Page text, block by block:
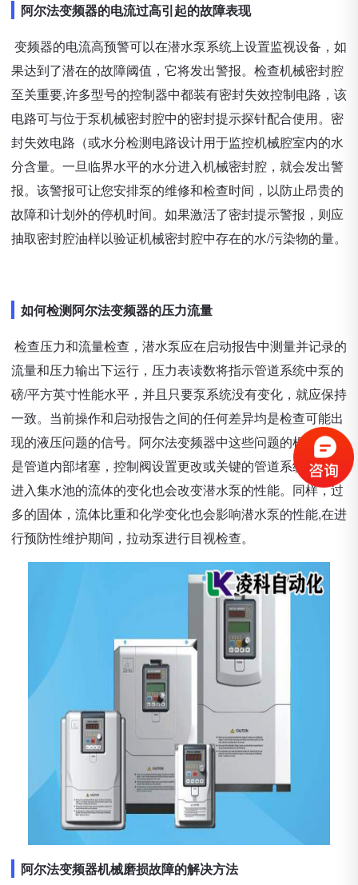
阿尔法变频器的电流过高引起的故障表现
变频器的电流高预警可以在潜水泵系统上设置监视设备，如
果达到了潜在的故障阈值，它将发出警报。检查机械密封腔
至关重要,许多型号的控制器中都装有密封失效控制电路，该
电路可与位于泵机械密封腔中的密封提示探针配合使用。密
封失效电路（或水分检测电路设计用于监控机械腔室内的水
分含量。一旦临界水平的水分进入机械密封腔，就会发出警
报。该警报可让您安排泵的维修和检查时间，以防止昂贵的
故障和计划外的停机时间。如果激活了密封提示警报，则应
抽取密封腔油样以验证机械密封腔中存在的水/污染物的量。
如何检测阿尔法变频器的压力流量
检查压力和流量检查，潜水泵应在启动报告中测量并记录的
流量和压力输出下运行，压力表读数将指示管道系统中泵的
磅/平方英寸性能水平，并且只要泵系统没有变化，就应保持
一致。当前操作和启动报告之间的任何差异均是检查可能出
现的液压问题的信号。阿尔法变频器中这些问题的根源可能
是管道内部堵塞，控制阀设置更改或关键的管道系统更改。
进入集水池的流体的变化也会改变潜水泵的性能。同样，过
多的固体，流体比重和化学变化也会影响潜水泵的性能,在进
行预防性维护期间，拉动泵进行目视检查。
阿尔法变频器机械磨损故障的解决方法